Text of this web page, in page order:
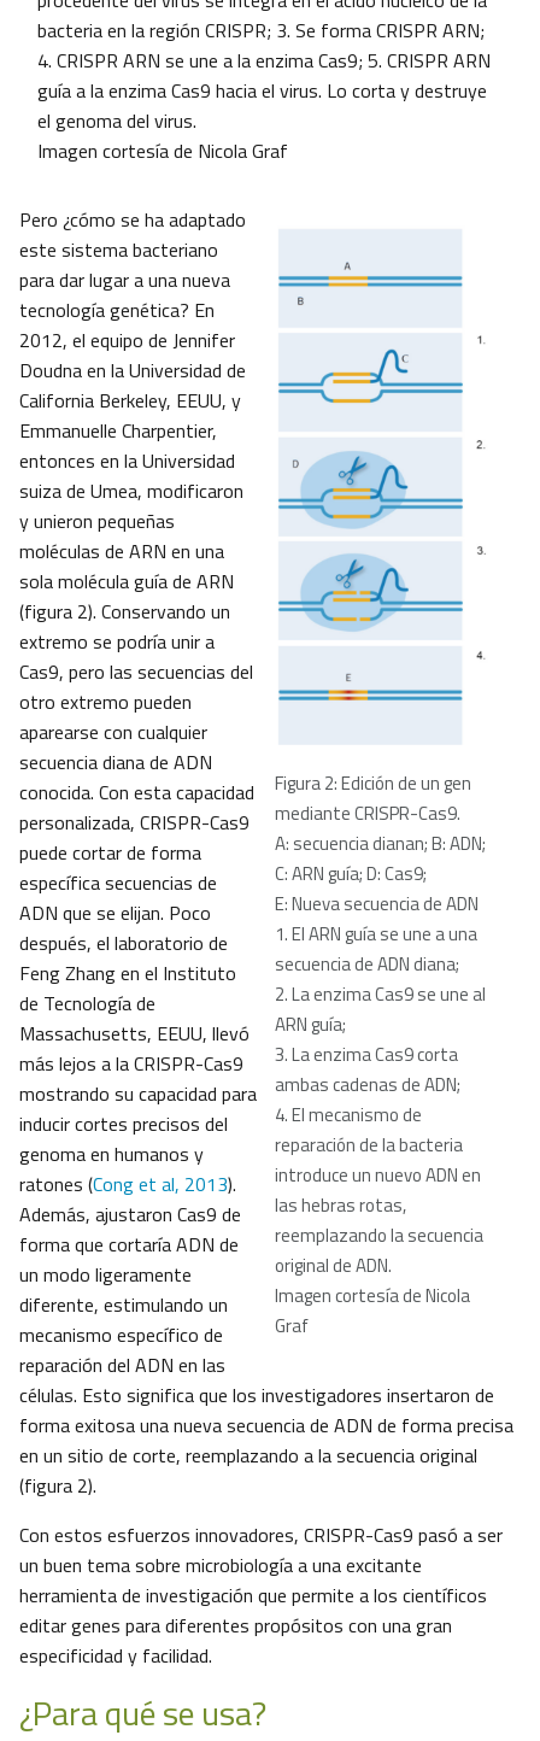
bacteria en la región CRISPR; 3. Se forma CRISPR ARN;
4. CRISPR ARN se une a la enzima Cas9; 5. CRISPR ARN
guía a la enzima Cas9 hacia el virus. Lo corta y destruye
el genoma del virus.
Imagen cortesía de Nicola Graf
Figura 2: Edición de un gen
mediante CRISPR-Cas9.
A: secuencia dianan; B: ADN;
C: ARN guía; D: Cas9;
E: Nueva secuencia de ADN
1. El ARN guía se une a una
secuencia de ADN diana;
2. La enzima Cas9 se une al
ARN guía;
3. La enzima Cas9 corta
ambas cadenas de ADN;
4. El mecanismo de
reparación de la bacteria
introduce un nuevo ADN en
las hebras rotas,
reemplazando la secuencia
original de ADN.
Imagen cortesía de Nicola
Graf
Pero ¿cómo se ha adaptado
este sistema bacteriano
para dar lugar a una nueva
tecnología genética? En
2012, el equipo de Jennifer
Doudna en la Universidad de
California Berkeley, EEUU, y
Emmanuelle Charpentier,
entonces en la Universidad
suiza de Umea, modificaron
y unieron pequeñas
moléculas de ARN en una
sola molécula guía de ARN
(figura 2). Conservando un
extremo se podría unir a
Cas9, pero las secuencias del
otro extremo pueden
aparearse con cualquier
secuencia diana de ADN
conocida. Con esta capacidad
personalizada, CRISPR-Cas9
puede cortar de forma
específica secuencias de
ADN que se elijan. Poco
después, el laboratorio de
Feng Zhang en el Instituto
de Tecnología de
Massachusetts, EEUU, llevó
más lejos a la CRISPR-Cas9
mostrando su capacidad para
inducir cortes precisos del
genoma en humanos y
ratones (Cong et al, 2013).
Además, ajustaron Cas9 de
forma que cortaría ADN de
un modo ligeramente
diferente, estimulando un
mecanismo específico de
reparación del ADN en las
células. Esto significa que los investigadores insertaron de
forma exitosa una nueva secuencia de ADN de forma precisa
en un sitio de corte, reemplazando a la secuencia original
(figura 2).
Con estos esfuerzos innovadores, CRISPR-Cas9 pasó a ser
un buen tema sobre microbiología a una excitante
herramienta de investigación que permite a los científicos
editar genes para diferentes propósitos con una gran
especificidad y facilidad.
¿Para qué se usa?